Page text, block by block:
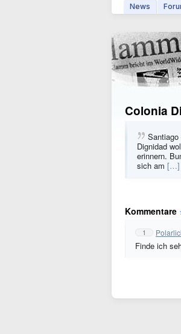
News
Colonia
Dignidad
erinnern.
sich am […]
Kommentare
1
Finde ich